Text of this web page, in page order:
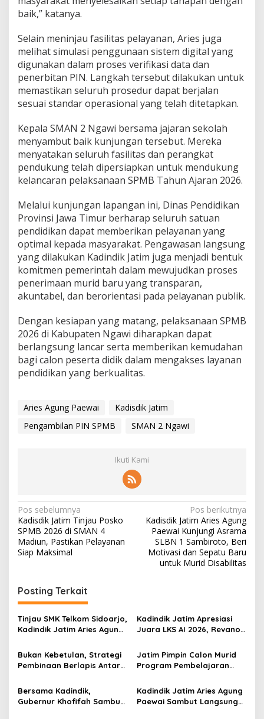
baik,” katanya.
Selain meninjau fasilitas pelayanan, Aries juga
melihat simulasi penggunaan sistem digital yang
digunakan dalam proses verifikasi data dan
penerbitan PIN. Langkah tersebut dilakukan untuk
memastikan seluruh prosedur dapat berjalan
sesuai standar operasional yang telah ditetapkan.
Kepala SMAN 2 Ngawi bersama jajaran sekolah
menyambut baik kunjungan tersebut. Mereka
menyatakan seluruh fasilitas dan perangkat
pendukung telah dipersiapkan untuk mendukung
kelancaran pelaksanaan SPMB Tahun Ajaran 2026.
Melalui kunjungan lapangan ini, Dinas Pendidikan
Provinsi Jawa Timur berharap seluruh satuan
pendidikan dapat memberikan pelayanan yang
optimal kepada masyarakat. Pengawasan langsung
yang dilakukan Kadindik Jatim juga menjadi bentuk
komitmen pemerintah dalam mewujudkan proses
penerimaan murid baru yang transparan,
akuntabel, dan berorientasi pada pelayanan publik.
Dengan kesiapan yang matang, pelaksanaan SPMB
2026 di Kabupaten Ngawi diharapkan dapat
berlangsung lancar serta memberikan kemudahan
bagi calon peserta didik dalam mengakses layanan
pendidikan yang berkualitas.
Aries Agung Paewai
Kadisdik Jatim
Pengambilan PIN SPMB
SMAN 2 Ngawi
Ikuti Kami
N
a
v
i
a
s
i
o
Pos sebelumnya
Kadisdik Jatim Tinjau Posko
SPMB 2026 di SMAN 4
Madiun, Pastikan Pelayanan
Siap Maksimal
Pos berikutnya
Kadisdik Jatim Aries Agung
Paewai Kunjungi Asrama
SLBN 1 Sambiroto, Beri
Motivasi dan Sepatu Baru
untuk Murid Disabilitas
Posting Terkait
Tinjau SMK Telkom Sidoarjo,
Kadindik Jatim Aries Agung
Representatif Tingkatkan
Kualitas Pembelajaran
Kadindik Jatim Apresiasi
Juara LKS AI 2026, Revano
dari Gubernur Khofifah
Bukan Kebetulan, Strategi
Pembinaan Berlapis Antar
Juara Umum LKS Nasional
Jatim Pimpin Calon Murid
Program Pembelajaran
ATS Lolos Verifikasi dan
Siap Belajar
Bersama Kadindik,
Gubernur Khofifah Sambut
Kadindik Jatim Aries Agung
Paewai Sambut Langsung